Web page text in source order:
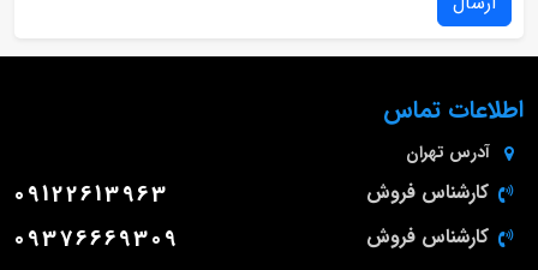
اطلاعات تماس
آدرس تهران
کارشناس فروش 09122613963
کارشناس فروش 09376669309